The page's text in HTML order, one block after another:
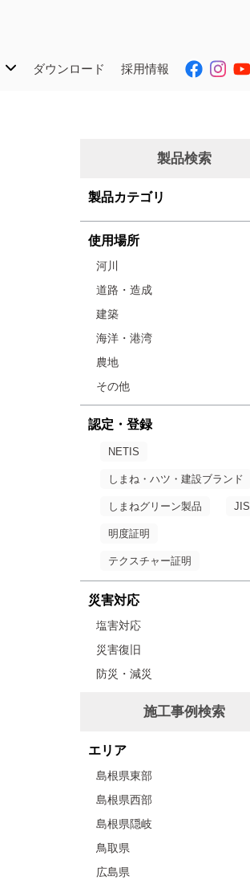
ダウンロード 採用情報
製品検索
製品カテゴリ
使用場所
河川
道路・造成
建築
海洋・港湾
農地
その他
認定・登録
NETIS
しまね・ハツ・建設ブランド
しまねグリーン製品 JIS
明度証明
テクスチャー証明
災害対応
塩害対応
災害復旧
防災・減災
施工事例検索
エリア
島根県東部
島根県西部
島根県隠岐
鳥取県
広島県